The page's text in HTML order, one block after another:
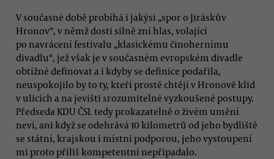
V současné době probíhá i jakýsi „spor o Jiráskův
Hronov“, v němž dosti silně zní hlas, volající
po navrácení festivalu „klasickému činohernímu
divadlu“, jež však je v současném evropském divadle
obtížné definovat a i kdyby se definice podařila,
neuspokojilo by to ty, kteří prostě chtějí v Hronově klid
v ulicích a na jevišti srozumitelné vyzkoušené postupy.
Předseda KDU ČSL tedy prokazatelně o živém umění
neví, ani když se odehrává 10 kilometrů od jeho bydliště
se státní, krajskou i místní podporou, jeho vystoupení
mi proto příliš kompetentní nepřipadalo.